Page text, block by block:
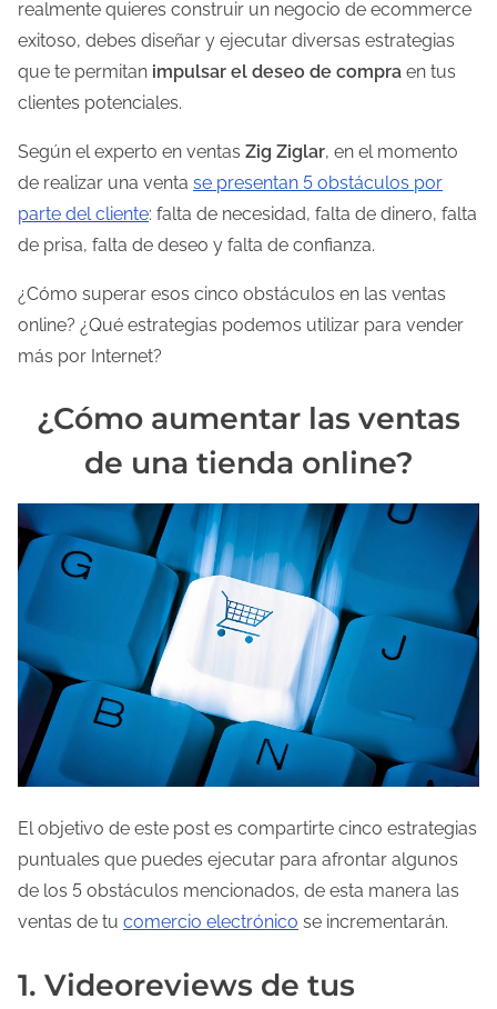
d
e
l
c
t
u
r
t
r
a
realmente quieres construir un negocio de ecommerce
exitoso, debes diseñar y ejecutar diversas estrategias
que te permitan impulsar el deseo de compra en tus
clientes potenciales.
Según el experto en ventas Zig Ziglar, en el momento
de realizar una venta se presentan 5 obstáculos por
parte del cliente: falta de necesidad, falta de dinero, falta
de prisa, falta de deseo y falta de confianza.
¿Cómo superar esos cinco obstáculos en las ventas
online? ¿Qué estrategias podemos utilizar para vender
más por Internet?
¿Cómo aumentar las ventas
de una tienda online?
El objetivo de este post es compartirte cinco estrategias
puntuales que puedes ejecutar para afrontar algunos
de los 5 obstáculos mencionados, de esta manera las
ventas de tu comercio electrónico se incrementarán.
1. Videoreviews de tus